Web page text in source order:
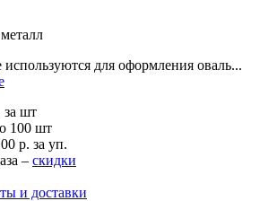
для оформления оваль...
за шт
100 шт
р. за уп.
– скидки
и доставки